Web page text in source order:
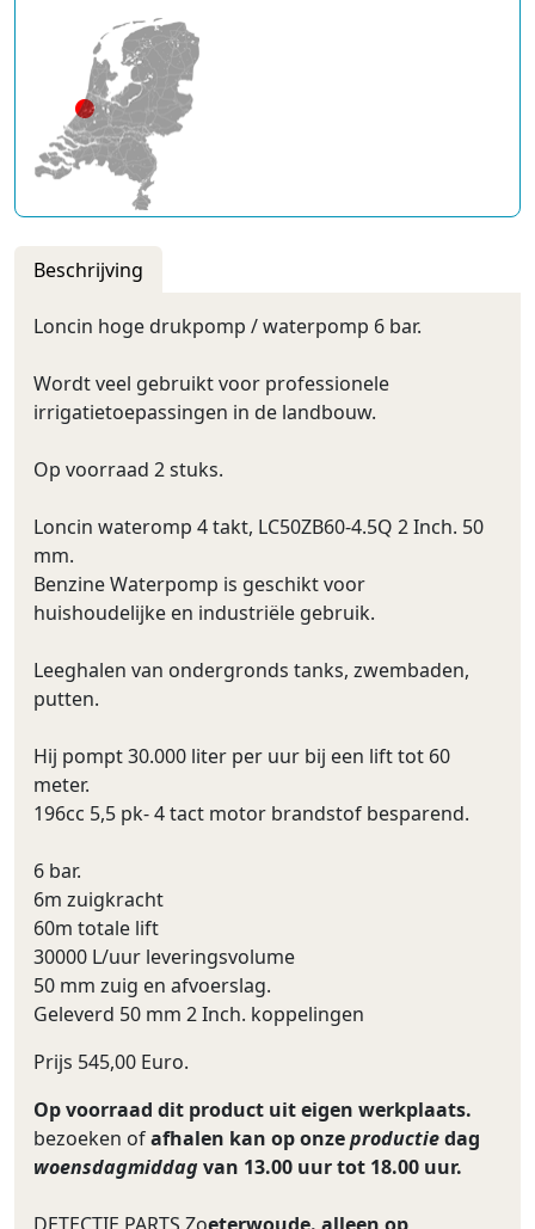
Beschrijving
Loncin hoge drukpomp / waterpomp 6 bar.
Wordt veel gebruikt voor professionele
irrigatietoepassingen in de landbouw.
Op voorraad 2 stuks.
Loncin wateromp 4 takt, LC50ZB60-4.5Q 2 Inch. 50
mm.
Benzine Waterpomp is geschikt voor
huishoudelijke en industriële gebruik.
Leeghalen van ondergronds tanks, zwembaden,
putten.
Hij pompt 30.000 liter per uur bij een lift tot 60
meter.
196cc 5,5 pk- 4 tact motor brandstof besparend.
6 bar.
6m zuigkracht
60m totale lift
30000 L/uur leveringsvolume
50 mm zuig en afvoerslag.
Geleverd 50 mm 2 Inch. koppelingen
Prijs 545,00 Euro.
Op voorraad dit product uit eigen werkplaats.
bezoeken ofafhalen kan op onzeproductiedag
woensdagmiddagvan 13.00 uur tot 18.00 uur.